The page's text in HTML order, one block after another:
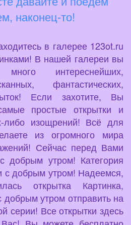
наконец-то!
в галерее 123ot.ru
В нашей галереи вы
интереснейших,
фантастических,
Если захотите, Вы
простые открытки и
либо изощрений! Всё для
из огромного мира
Сейчас перед Вами
добрым утром! Категория
с добрым утром! Надеемся,
открытка Картинка,
добрым утром отправить на
серии! Все открытки здесь